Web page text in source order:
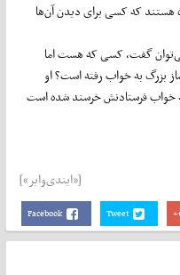
هستند که کسی برای دیدن آن‌ها
گفت، کسی که هست اما
به خواب رفته است؟ او
خواب فرستادنش خرسند شده است
[«ایندی‌وایر»]
Facebook Tweet